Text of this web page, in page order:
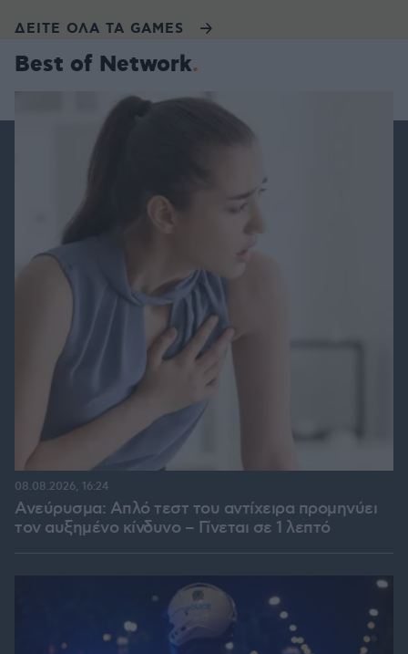
ΔΕΙΤΕ ΟΛΑ ΤΑ GAMES
Best of Network
Ανεύρυσμα: Απλό τεστ του αντίχειρα προμηνύει
τον αυξημένο κίνδυνο – Γίνεται σε 1 λεπτό
08.08.2026, 16:24